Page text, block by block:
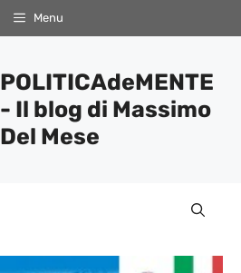
Menu
POLITICAdeMENTE
- Il blog di Massimo
Del Mese